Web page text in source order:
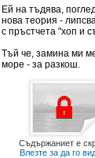
Ей на тъдява,
нова теория -
с пръстчета "хоп и
Тъй че, замина ми
море - за разкош.
Съдържаниет е
Влезте за да го